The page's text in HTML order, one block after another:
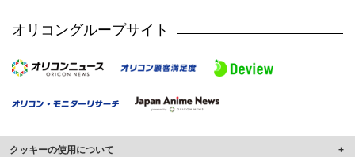
オリコングループサイト
クッキーの使用について